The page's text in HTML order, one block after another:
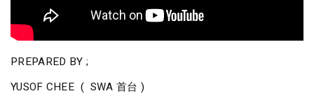
PREPARED BY ;
YUSOF CHEE ( SWA 首台 )